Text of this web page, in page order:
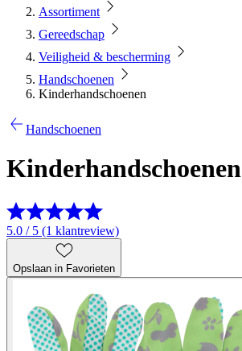
Assortiment
Gereedschap
Veiligheid & bescherming
Handschoenen
Kinderhandschoenen
Handschoenen
Kinderhandschoenen
5.0 / 5 (1 klantreview)
Opslaan in Favorieten